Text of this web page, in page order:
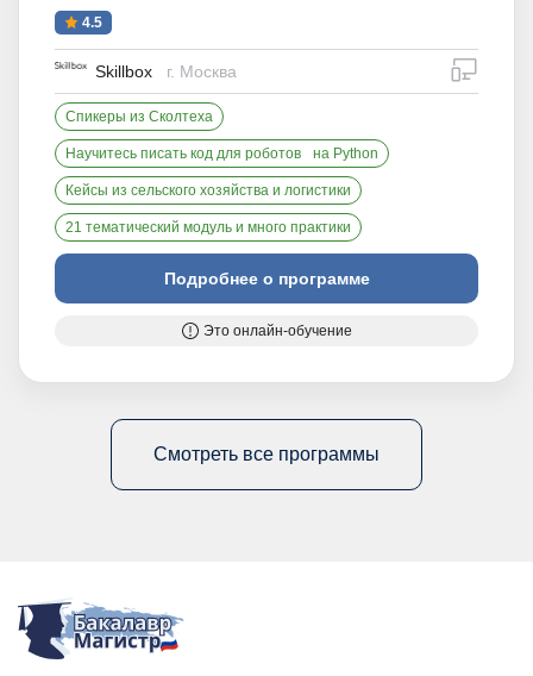
4.5
Skillbox г. Москва
Спикеры из Сколтеха
Научитесь писать код для роботов на Python
Кейсы из сельского хозяйства и логистики
21 тематический модуль и много практики
Подробнее о программе
Это онлайн-обучение
Смотреть все программы